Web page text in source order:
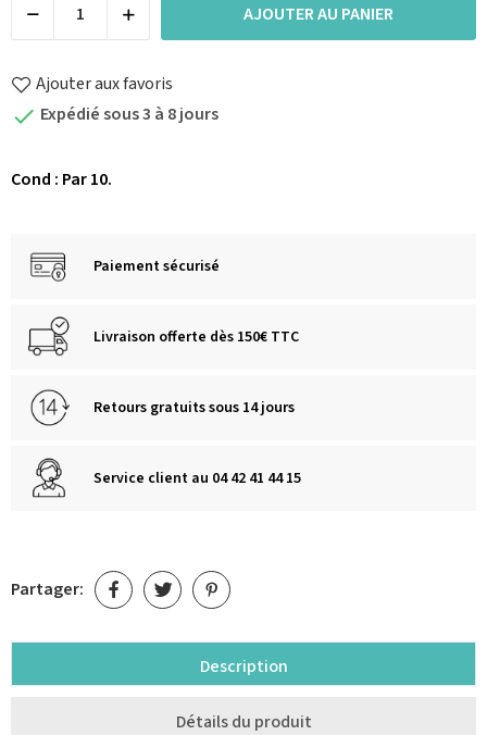
AJOUTER AU PANIER
Ajouter aux favoris
 Expédié sous 3 à 8 jours
Cond : Par 10.
Paiement sécurisé
Livraison offerte dès 150€ TTC
Retours gratuits sous 14 jours
Service client au 04 42 41 44 15
Partager:
Description
Détails du produit